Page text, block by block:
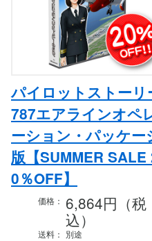
パイロットストーリ
787エアラインオペ
ーション・パッケー
版【SUMMER SALE
0％OFF】
価格： 6,864円（税
込）
送料： 別途